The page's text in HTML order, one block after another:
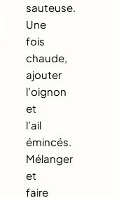
sauteuse.
Une
fois
chaude,
ajouter
l’oignon
et
l’ail
émincés.
Mélanger
et
faire